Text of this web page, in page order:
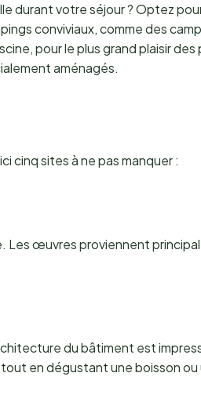
durant votre séjour ? Optez
conviviaux, comme des
pour le plus grand plaisir
aménagés.
cinq sites à ne pas manquer :
Les œuvres proviennent
du bâtiment est
en dégustant une boisson ou